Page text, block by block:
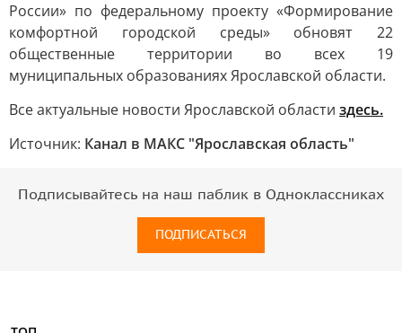
России» по федеральному проекту «Формирование
комфортной городской среды» обновят 22
общественные территории во всех 19
муниципальных образованиях Ярославской области.
Все актуальные новости Ярославской области здесь.
Источник: Канал в МАКС "Ярославская область"
Подписывайтесь на наш паблик в Одноклассниках
ПОДПИСАТЬСЯ